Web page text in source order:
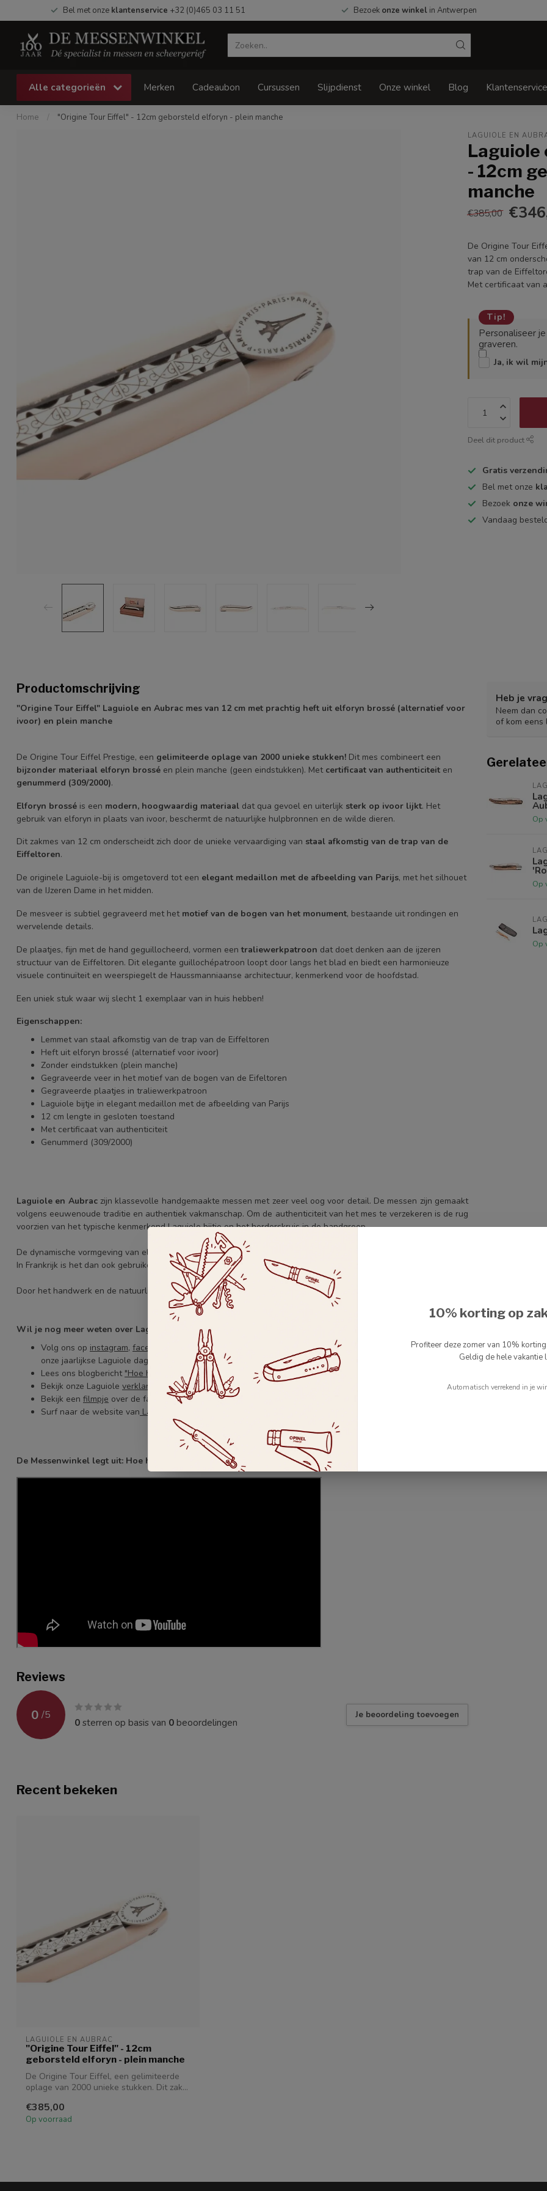
Bel met onze klantenservice +32 (0)465 03 11 51 Bezoek onze winkel in Antwerpen
Alle categorieën Merken Cadeaubon Cursussen Slijpdienst Onze winkel Blog Klantenservice
Home / "Origine Tour Eiffel" - 12cm geborsteld elforyn - plein manche
LAGUIOLE EN
Laguiole
- 12cm
manche
€385,00
De Origine Tour
van 12 cm
trap van de
Met certificaat van
Tip!
Personaliseer
graveren.
Ja, ik wil
Deel dit product
Gratis
Bel met onze
Bezoek onze
Vandaag
Productomschrijving
"Origine Tour Eiffel" Laguiole en Aubrac mes van 12 cm met prachtig heft uit elforyn brossé (alternatief voor
ivoor) en plein manche
De Origine Tour Eiffel Prestige, een gelimiteerde oplage van 2000 unieke stukken! Dit mes combineert een
bijzonder materiaal elforyn brossé en plein manche (geen eindstukken). Met certificaat van authenticiteit en
genummerd (309/2000).
Elforyn brossé is een modern, hoogwaardig materiaal dat qua gevoel en uiterlijk sterk op ivoor lijkt. Het
gebruik van elforyn in plaats van ivoor, beschermt de natuurlijke hulpbronnen en de wilde dieren.
Dit zakmes van 12 cm onderscheidt zich door de unieke vervaardiging van staal afkomstig van de trap van de
Eiffeltoren.
De originele Laguiole-bij is omgetoverd tot een elegant medaillon met de afbeelding van Parijs, met het silhouet
van de IJzeren Dame in het midden.
De mesveer is subtiel gegraveerd met het motief van de bogen van het monument, bestaande uit rondingen en
wervelende details.
De plaatjes, fijn met de hand geguillocheerd, vormen eentraliewerkpatroon dat doet denken aan de ijzeren
structuur van de Eiffeltoren. Dit elegante guillochépatroon loopt door langs het blad en biedt een harmonieuze
visuele continuïteit en weerspiegelt de Haussmanniaanse architectuur, kenmerkend voor de hoofdstad.
Een uniek stuk waar wij slecht 1 exemplaar van in huis hebben!
Eigenschappen:
Lemmet van staal afkomstig van de trap van de Eiffeltoren
Heft uit elforyn brossé (alternatief voor ivoor)
Zonder eindstukken (plein manche)
Gegraveerde veer in het motief van de bogen van de Eifeltoren
Gegraveerde plaatjes in traliewerkpatroon
Laguiole bijtje in elegant medaillon met de afbeelding van Parijs
12 cm lengte in gesloten toestand
Met certificaat van authenticiteit
Genummerd (309/2000)
Laguiole en Aubraczijn klassevolle handgemaakte messen met zeer veel oog voor detail. De messen zijn gemaakt
volgens eeuwenoude traditie en authentiek vakmanschap. Om de authenticiteit van het mes te verzekeren is de rug
voorzien van het typische kenmerkend Laguiole bijtje en het herderskruis in de handgreep.
De dynamische vormgeving van elke Laguiole mes zorgt ervoor dat u gemakkelijker door een stuk vlees kan snijden.
In Frankrijk is het dan ook gebruikelijk om je eigen mes mee te nemen wanneer je op restaurant gaat.
Door het handwerk en de natuurlijke materialen is ieder zakmes uniek.
Wil je nog meer weten over Laguiole en Aubrac messen
Volg ons op instagram, facebook youtube
voor meer nieuws over nieuwe Lauiole en Aubrac producten en
onze jaarlijkse Laguiole dag in september.
Lees ons blogbericht "Hoe herken je een echte Laguiole en Aubrac?".
Bekijk onze Laguiole verklarende woordenlijst.
Bekijk een filmpje over de fabricage bij Laguiole en Aubrac.
Surf naar de website van Laguiole en Aubrac.
De Messenwinkel legt uit: Hoe herken je een echt Laguiole mes
Reviews
0 /5
0sterren op basis van 0 beoordelingen
Je beoordeling toevoegen
Heb je
Neem dan
of kom
Op
Op
Op
Recent bekeken
LAGUIOLE EN AUBRAC
"Origine Tour Eiffel" - 12cm
geborsteld elforyn - plein manche
De Origine Tour Eiffel, een gelimiteerde
oplage van 2000 unieke stukken. Dit zak...
€385,00
Op voorraad
10% korting op
Profiteer deze zomer van 10%
Geldig de hele vakantie
Automatisch verrekend in je